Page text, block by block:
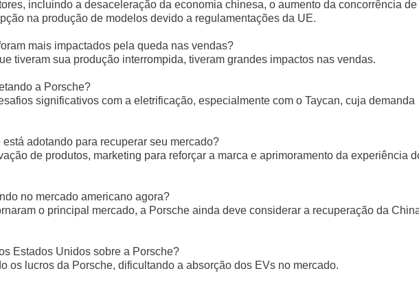
incluindo a desaceleração da economia chinesa, o aumento da concorrência de
na produção de modelos devido a regulamentações da UE.
mais impactados pela queda nas vendas?
tiveram sua produção interrompida, tiveram grandes impactos nas vendas.
a Porsche?
significativos com a eletrificação, especialmente com o Taycan, cuja demanda
adotando para recuperar seu mercado?
de produtos, marketing para reforçar a marca e aprimoramento da experiência
no mercado americano agora?
o principal mercado, a Porsche ainda deve considerar a recuperação da
Estados Unidos sobre a Porsche?
os lucros da Porsche, dificultando a absorção dos EVs no mercado.